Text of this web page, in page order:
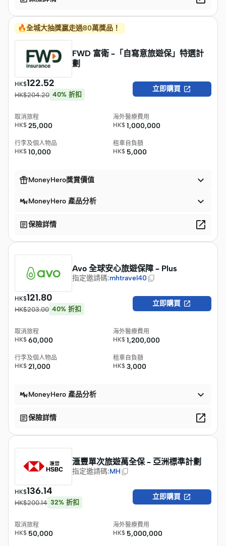
🔥全城大抽獎贏走過80萬獎品！ ​
FWD 富衛 –「自寫意旅遊保」特選計
劃
HK$122.52
HK$204.20 40% 折扣
立即購買 
取消旅程
HK$ 25,000
海外醫療費用
HK$ 1,000,000
行李及個人物品
HK$ 10,000
租車自負額
HK$ 5,000
MoneyHero獎賞價值 
MoneyHero 產品分析 
保險詳情 
Avo 全球安心旅遊保障 – Plus
指定邀請碼:mhtravel40
HK$121.80
HK$203.00 40% 折扣
立即購買 
取消旅程
HK$ 60,000
海外醫療費用
HK$ 1,200,000
行李及個人物品
HK$ 21,000
租車自負額
HK$ 3,000
MoneyHero 產品分析 
保險詳情 
滙豐單次旅遊萬全保 – 亞洲標準計劃
指定邀請碼:MH
HK$136.14
HK$200.14 32% 折扣
立即購買 
取消旅程
HK$ 50,000
海外醫療費用
HK$ 5,000,000